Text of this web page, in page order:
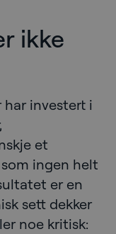
ikke
har investert i
et
ingen helt
er en
sett dekker
noe kritisk: